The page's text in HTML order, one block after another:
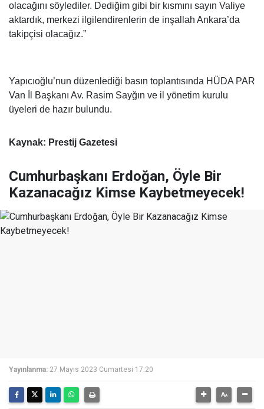
olacağını söylediler. Dediğim gibi bir kısmını sayın Valiye
aktardık, merkezi ilgilendirenlerin de inşallah Ankara’da
takipçisi olacağız.”
Yapıcıoğlu’nun düzenlediği basın toplantısında HÜDA PAR
Van İl Başkanı Av. Rasim Sayğın ve il yönetim kurulu
üyeleri de hazır bulundu.
Kaynak: Prestij Gazetesi
Cumhurbaşkanı Erdoğan, Öyle Bir
Kazanacağız Kimse Kaybetmeyecek!
Yayınlanma: 27 Mayıs 2023 Cumartesi 17:20